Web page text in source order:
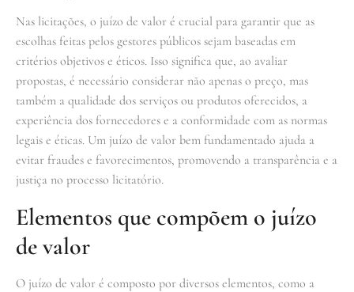
Nas licitações, o juízo de valor é crucial para garantir que as
escolhas feitas pelos gestores públicos sejam baseadas em
critérios objetivos e éticos. Isso significa que, ao avaliar
propostas, é necessário considerar não apenas o preço, mas
também a qualidade dos serviços ou produtos oferecidos, a
experiência dos fornecedores e a conformidade com as normas
legais e éticas. Um juízo de valor bem fundamentado ajuda a
evitar fraudes e favorecimentos, promovendo a transparência e a
justiça no processo licitatório.
Elementos que compõem o juízo
de valor
O juízo de valor é composto por diversos elementos, como a